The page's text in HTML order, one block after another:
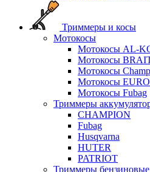
Триммеры и косы
Мотокосы
Мотокосы AL-
Мотокосы
Мотокосы
Мотокосы
Мотокосы Fubag
Триммеры
CHAMPION
Fubag
Husqvarna
HUTER
PATRIOT
Триммеры бензиновые